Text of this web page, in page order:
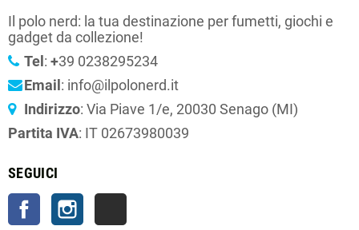
Il polo nerd: la tua destinazione per fumetti, giochi e
gadget da collezione!
Tel : +39 0238295234
Email : info@ilpolonerd.it
Indirizzo: Via Piave 1/e, 20030 Senago (MI)
Partita IVA: IT 02673980039
SEGUICI
FacebookInstagram